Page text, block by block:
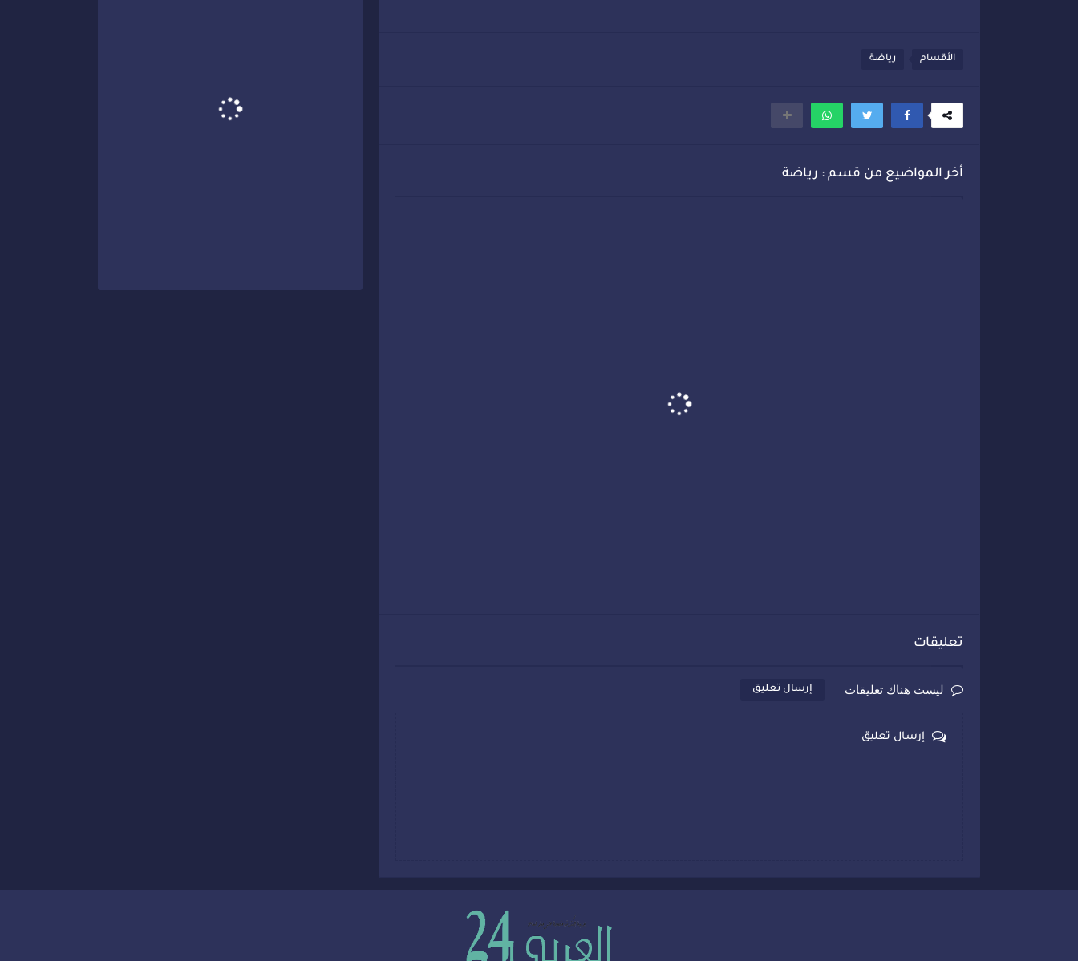
الأقسام رياضة
أخر المواضيع من قسم : رياضة
تعليقات
ليست هناك تعليقات إرسال تعليق
إرسال تعليق